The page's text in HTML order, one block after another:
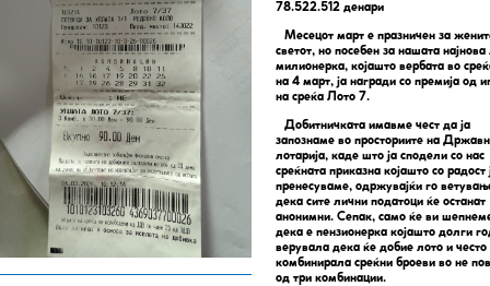
78.522.512 денари
Месецот март е празничен за
светот, но посебен за нашата најнова
милионерка, којашто вербата во
на 4 март, ја награди со премија од
на среќа Лото 7.
Добитничката имавме чест да ја
запознаме во просториите на
лотарија, каде што ја сподели со нас
среќната приказна којашто со радост
пренесуваме, одржувајќи го
дека сите лични податоци ќе останат
анонимни. Сепак, само ќе ви
дека е пензионерка којашто долги
верувала дека ќе добие лото и често
комбинирала среќни броеви во не
од три комбинации.